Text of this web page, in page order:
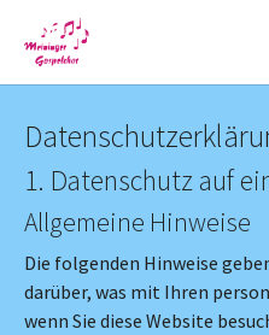
Skip to main navigation
Skip to main content
Skip to page footer
1. Datenschutz auf
Allgemeine Hinweise
Die folgenden Hinweise
darüber, was mit Ihren
wenn Sie diese Website